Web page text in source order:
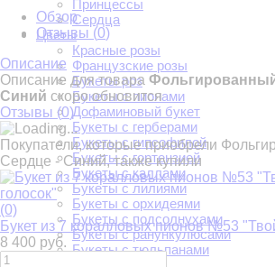
Принцессы
Сердца
Цветы
Красные розы
Французские розы
Букеты роз
Букеты с пионами
Дофаминовый букет
Букеты с герберами
Букеты с гипсофилой
Букеты с гортензией
Букеты с каллами
Букеты с лилиями
Букеты с орхидеями
Букеты с подсолнухами
Букеты с ранункулюсами
Букеты с тюльпанами
Обзор
Отзывы (0)
Описание
Описание для товара
Синий скоро обновится
Отзывы (0)
Покупатели, которые приобрели
Сердце - Синий, также купили
(0)
Букет из 7 коралловых пионов №53
8 400 руб.